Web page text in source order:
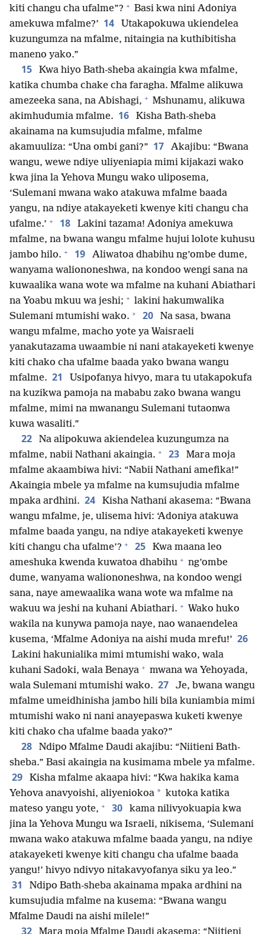
kiti changu cha ufalme”? + Basi kwa nini Adoniya
amekuwa mfalme?’ 14
Utakapokuwa ukiendelea
kuzungumza na mfalme, nitaingia na kuthibitisha
maneno yako.”
15
Kwa hiyo Bath-sheba akaingia kwa mfalme,
katika chumba chake cha faragha. Mfalme alikuwa
amezeeka sana, na Abishagi, + Mshunamu, alikuwa
akimhudumia mfalme. 16
Kisha Bath-sheba
akainama na kumsujudia mfalme, mfalme
akamuuliza: “Una ombi gani?” 17
Akajibu: “Bwana
wangu, wewe ndiye uliyeniapia mimi kijakazi wako
kwa jina la Yehova Mungu wako uliposema,
‘Sulemani mwana wako atakuwa mfalme baada
yangu, na ndiye atakayeketi kwenye kiti changu cha
ufalme.’ + 18
Lakini tazama! Adoniya amekuwa
mfalme, na bwana wangu mfalme hujui lolote kuhusu
jambo hilo. + 19
Aliwatoa dhabihu ng’ombe dume,
wanyama waliononeshwa, na kondoo wengi sana na
kuwaalika wana wote wa mfalme na kuhani Abiathari
na Yoabu mkuu wa jeshi; + lakini hakumwalika
Sulemani mtumishi wako. + 20
Na sasa, bwana
wangu mfalme, macho yote ya Waisraeli
yanakutazama uwaambie ni nani atakayeketi kwenye
kiti chako cha ufalme baada yako bwana wangu
mfalme. 21
Usipofanya hivyo, mara tu utakapokufa
na kuzikwa pamoja na mababu zako bwana wangu
mfalme, mimi na mwanangu Sulemani tutaonwa
kuwa wasaliti.”
22
Na alipokuwa akiendelea kuzungumza na
mfalme, nabii Nathani akaingia. + 23
Mara moja
mfalme akaambiwa hivi: “Nabii Nathani amefika!”
Akaingia mbele ya mfalme na kumsujudia mfalme
mpaka ardhini. 24
Kisha Nathani akasema: “Bwana
wangu mfalme, je, ulisema hivi: ‘Adoniya atakuwa
mfalme baada yangu, na ndiye atakayeketi kwenye
kiti changu cha ufalme’? + 25
Kwa maana leo
ameshuka kwenda kuwatoa dhabihu + ng’ombe
dume, wanyama waliononeshwa, na kondoo wengi
sana, naye amewaalika wana wote wa mfalme na
wakuu wa jeshi na kuhani Abiathari. + Wako huko
wakila na kunywa pamoja naye, nao wanaendelea
kusema, ‘Mfalme Adoniya na aishi muda mrefu!’ 26
Lakini hakunialika mimi mtumishi wako, wala
kuhani Sadoki, wala Benaya + mwana wa Yehoyada,
wala Sulemani mtumishi wako. 27
Je, bwana wangu
mfalme umeidhinisha jambo hili bila kuniambia mimi
mtumishi wako ni nani anayepaswa kuketi kwenye
kiti chako cha ufalme baada yako?”
28
Ndipo Mfalme Daudi akajibu: “Niitieni Bath-
sheba.” Basi akaingia na kusimama mbele ya mfalme.
29
Kisha mfalme akaapa hivi: “Kwa hakika kama
Yehova anavyoishi, aliyeniokoa * kutoka katika
mateso yangu yote, + 30
kama nilivyokuapia kwa
jina la Yehova Mungu wa Israeli, nikisema, ‘Sulemani
mwana wako atakuwa mfalme baada yangu, na ndiye
atakayeketi kwenye kiti changu cha ufalme baada
yangu!’ hivyo ndivyo nitakavyofanya siku ya leo.”
31
Ndipo Bath-sheba akainama mpaka ardhini na
kumsujudia mfalme na kusema: “Bwana wangu
Mfalme Daudi na aishi milele!”
32